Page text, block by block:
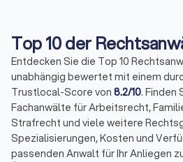
Top 10 der
Entdecken Sie die Top 10
unabhängig bewertet mit einem
Trustlocal-Score von 8.2/10. Finden
Fachanwälte für Arbeitsrecht,
Strafrecht und viele weitere
Spezialisierungen, Kosten und
passenden Anwalt für Ihr Anliegen